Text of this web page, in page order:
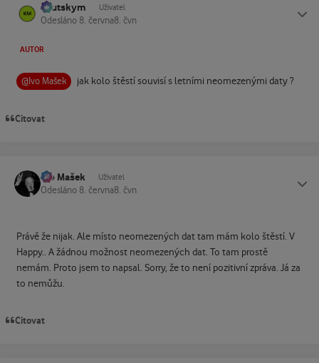
kautskym Uživatel
Odesláno 8. června8. čvn
AUTOR
@Ivo Mašek jak kolo štěstí souvisí s letními neomezenými daty ?
Citovat
Ivo Mašek Uživatel
Odesláno 8. června8. čvn
Právě že nijak. Ale místo neomezených dat tam mám kolo štěstí. V
Happy.. A žádnou možnost neomezených dat. To tam prostě
nemám. Proto jsem to napsal. Sorry, že to není pozitivní zpráva. Já za
to nemůžu.
Citovat